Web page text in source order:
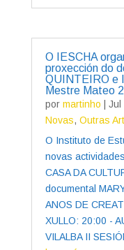
O IESCHA
proxección do
QUINTEIRO e
Mestre Mateo
por martinho Jul
Novas, Outras
O Instituto de
novas
CASA DA
documental
ANOS DE
XULLO: 20:00 -
VILALBA II